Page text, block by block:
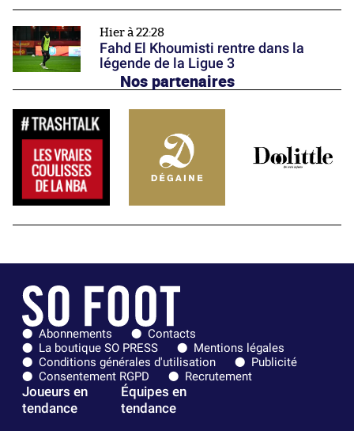
Hier à 22:28
Fahd El Khoumisti rentre dans la
légende de la Ligue 3
Nos partenaires
Abonnements
Contacts
La boutique SO PRESS
Mentions légales
Conditions générales d'utilisation
Publicité
Consentement RGPD
Recrutement
Joueurs en
tendance
Équipes en
tendance